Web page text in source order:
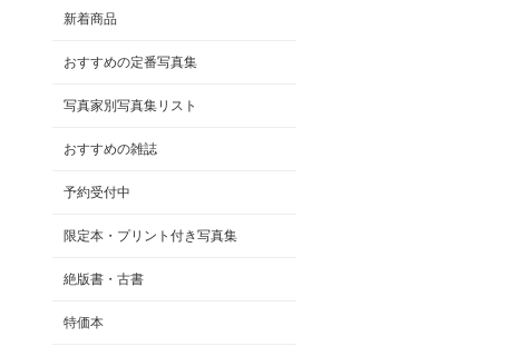
新着商品
おすすめの定番写真集
写真家別写真集リスト
おすすめの雑誌
予約受付中
限定本・プリント付き写真集
絶版書・古書
特価本